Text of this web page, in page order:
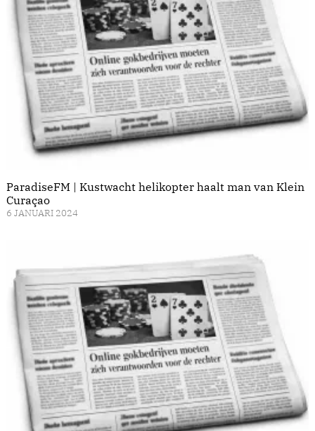
ParadiseFM | Kustwacht helikopter haalt man van Klein
Curaçao
6 JANUARI 2024